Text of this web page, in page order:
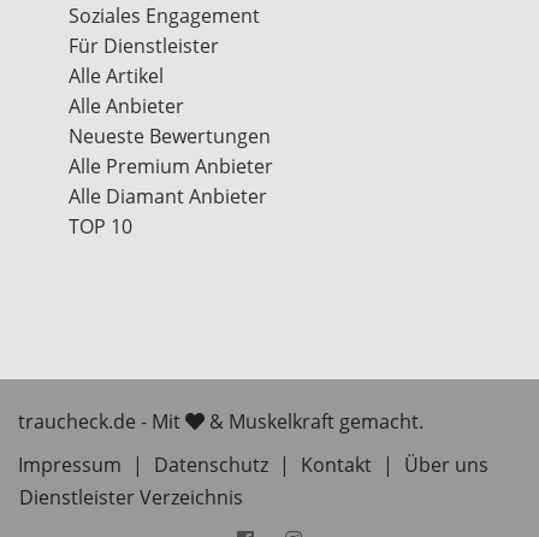
Soziales Engagement
Für Dienstleister
Alle Artikel
Alle Anbieter
Neueste Bewertungen
Alle Premium Anbieter
Alle Diamant Anbieter
TOP 10
traucheck.de - Mit
& Muskelkraft gemacht.
Impressum
| Datenschutz | Kontakt |
Über uns
Dienstleister Verzeichnis